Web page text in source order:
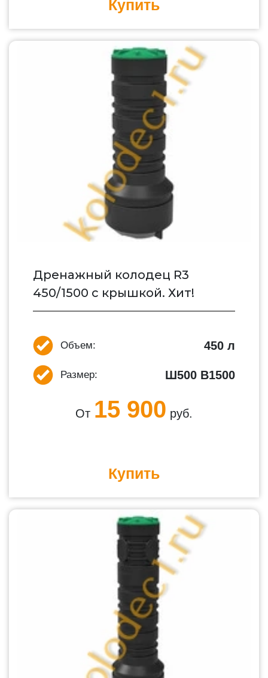
Купить
Дренажный колодец R3
450/1500 с крышкой. Хит!
Объем: 450 л
Размер: Ш500 В1500
От 15 900 руб.
Купить